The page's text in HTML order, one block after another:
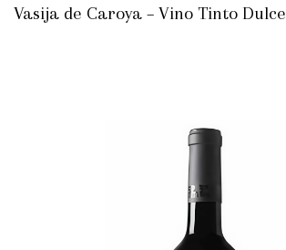
Vasija de Caroya – Vino Tinto Dulce